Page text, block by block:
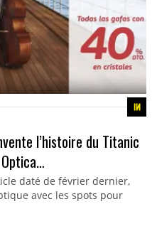
l’histoire du Titanic
daté de février dernier,
avec les spots pour